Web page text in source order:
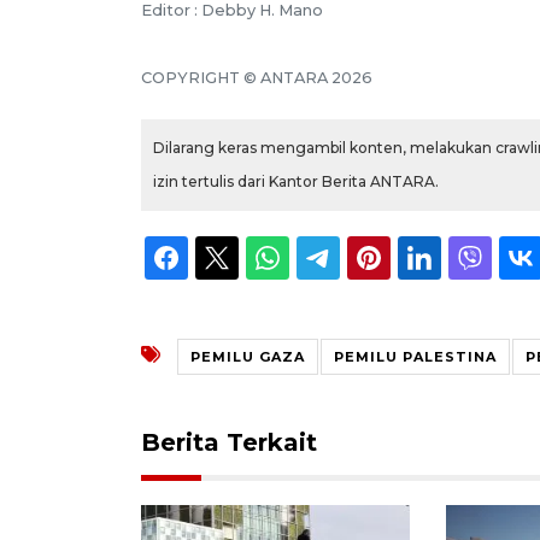
Editor : Debby H. Mano
COPYRIGHT © ANTARA 2026
Dilarang keras mengambil konten, melakukan
izin tertulis dari Kantor Berita ANTARA.
PEMILU GAZA PEMILU PALESTINA
Berita Terkait